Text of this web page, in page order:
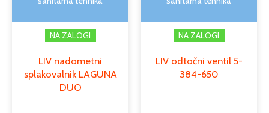
NA ZALOGI
LIV nadometni
splakovalnik LAGUNA
DUO
izdelka
NA ZALOGI
LIV odtočni ventil 5-
384-650